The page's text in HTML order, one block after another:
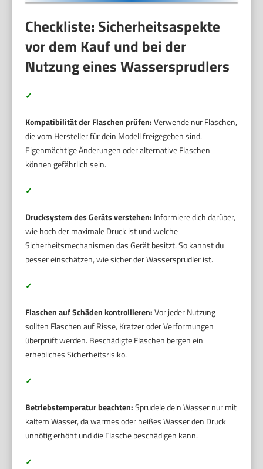
Checkliste: Sicherheitsaspekte
vor dem Kauf und bei der
Nutzung eines Wassersprudlers
✓
Kompatibilität der Flaschen prüfen:Verwende nur Flaschen,
die vom Hersteller für dein Modell freigegeben sind.
Eigenmächtige Änderungen oder alternative Flaschen
können gefährlich sein.
✓
Drucksystem des Geräts verstehen: Informiere dich darüber,
wie hoch der maximale Druck ist und welche
Sicherheitsmechanismen das Gerät besitzt. So kannst du
besser einschätzen, wie sicher der Wassersprudler ist.
✓
Flaschen auf Schäden kontrollieren:Vor jeder Nutzung
sollten Flaschen auf Risse, Kratzer oder Verformungen
überprüft werden. Beschädigte Flaschen bergen ein
erhebliches Sicherheitsrisiko.
✓
Betriebstemperatur beachten:Sprudele dein Wasser nur mit
kaltem Wasser, da warmes oder heißes Wasser den Druck
unnötig erhöht und die Flasche beschädigen kann.
✓